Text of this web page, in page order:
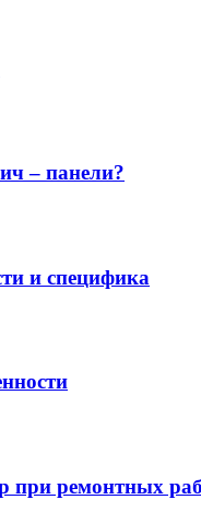
– панели?
и специфика
ремонтных